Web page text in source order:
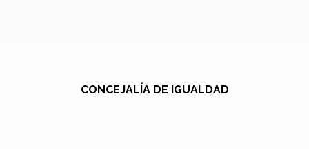
CONCEJALÍA DE IGUALDAD